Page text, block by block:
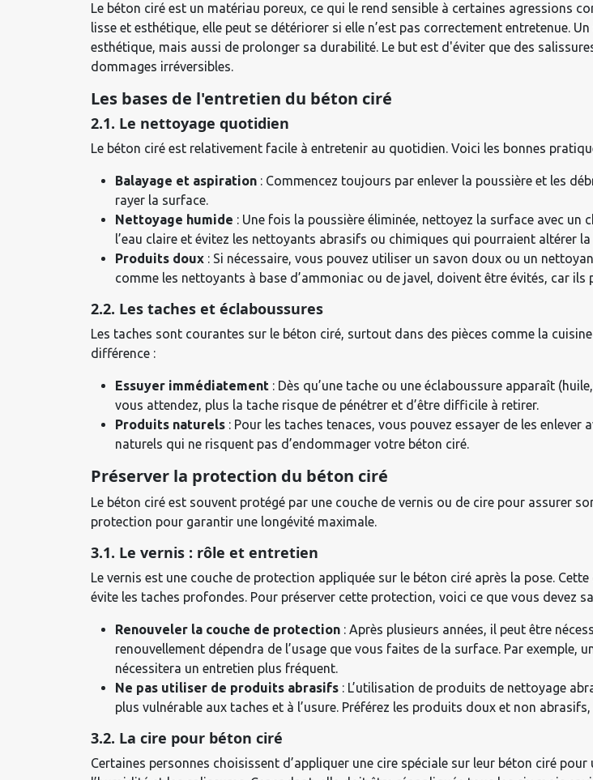
Le béton ciré est un matériau poreux, ce qui le rend sensible à certaines agressions
lisse et esthétique, elle peut se détériorer si elle n’est pas correctement entretenue.
esthétique, mais aussi de prolonger sa durabilité. Le but est d'éviter que des
dommages irréversibles.
Les bases de l'entretien du béton ciré
2.1. Le nettoyage quotidien
Le béton ciré est relativement facile à entretenir au quotidien. Voici les bonnes
Balayage et aspiration : Commencez toujours par enlever la poussière et les
rayer la surface.
Nettoyage humide : Une fois la poussière éliminée, nettoyez la surface avec
l’eau claire et évitez les nettoyants abrasifs ou chimiques qui pourraient altérer
Produits doux : Si nécessaire, vous pouvez utiliser un savon doux ou un
comme les nettoyants à base d’ammoniac ou de javel, doivent être évités, car
2.2. Les taches et éclaboussures
Les taches sont courantes sur le béton ciré, surtout dans des pièces comme la
différence :
Essuyer immédiatement : Dès qu’une tache ou une éclaboussure apparaît
vous attendez, plus la tache risque de pénétrer et d’être difficile à retirer.
Produits naturels : Pour les taches tenaces, vous pouvez essayer de les
naturels qui ne risquent pas d’endommager votre béton ciré.
Préserver la protection du béton ciré
Le béton ciré est souvent protégé par une couche de vernis ou de cire pour assurer
protection pour garantir une longévité maximale.
3.1. Le vernis : rôle et entretien
Le vernis est une couche de protection appliquée sur le béton ciré après la pose.
évite les taches profondes. Pour préserver cette protection, voici ce que vous devez
Renouveler la couche de protection : Après plusieurs années, il peut être
renouvellement dépendra de l’usage que vous faites de la surface. Par exemple,
nécessitera un entretien plus fréquent.
Ne pas utiliser de produits abrasifs : L’utilisation de produits de nettoyage
plus vulnérable aux taches et à l’usure. Préférez les produits doux et non
3.2. La cire pour béton ciré
Certaines personnes choisissent d’appliquer une cire spéciale sur leur béton ciré